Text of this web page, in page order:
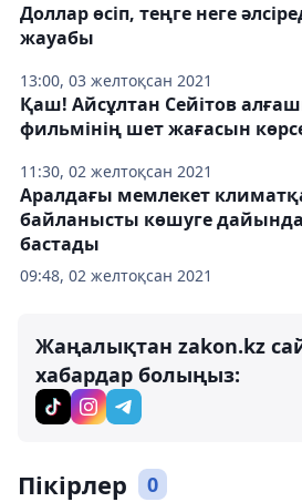
13:00, 03 желтоқсан 2021
Доллар өсіп, теңге неге
жауабы
11:30, 02 желтоқсан 2021
Қаш! Айсұлтан Сейітов
фильмінің шет жағасын
09:48, 02 желтоқсан 2021
Аралдағы мемлекет
байланысты көшуге
бастады
Жаңалықтан zakon.kz
хабардар болыңыз:
Пікірлер 0